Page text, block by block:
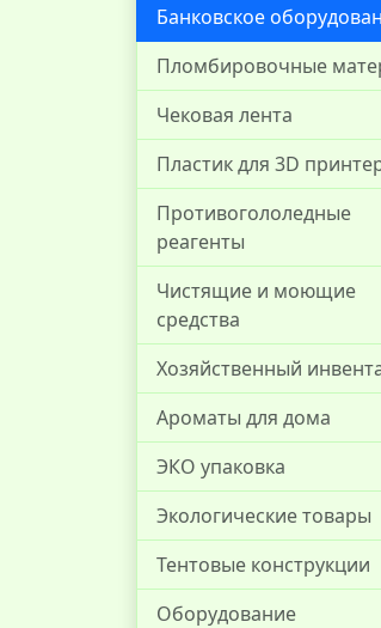
Банковское
Пломбировочные
Чековая лента
Пластик для 3D
Противогололедные
реагенты
Чистящие и моющие
средства
Хозяйственный
Ароматы для дома
ЭКО упаковка
Экологические товары
Тентовые конструкции
Оборудование